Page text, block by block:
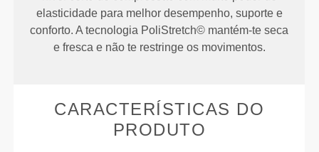
elasticidade para melhor desempenho, suporte e
conforto. A tecnologia PoliStretch© mantém-te seca
e fresca e não te restringe os movimentos.
CARACTERÍSTICAS DO
PRODUTO